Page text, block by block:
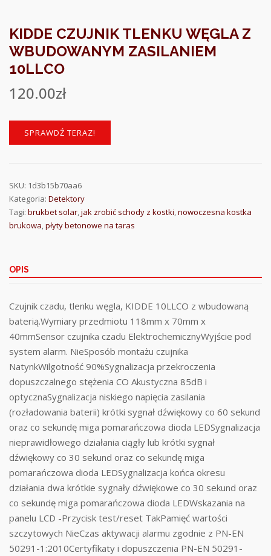
KIDDE CZUJNIK TLENKU WĘGLA Z
WBUDOWANYM ZASILANIEM
10LLCO
120.00zł
SPRAWDŹ TERAZ!
SKU: 1d3b15b70aa6
Kategoria: Detektory
Tagi: brukbet solar,jak zrobić schody z kostki,nowoczesna kostka
brukowa,płyty betonowe na taras
OPIS
Czujnik czadu, tlenku węgla, KIDDE 10LLCO z wbudowaną
baterią.Wymiary przedmiotu 118mm x 70mm x
40mmSensor czujnika czadu ElektrochemicznyWyjście pod
system alarm. NieSposób montażu czujnika
NatynkWilgotność 90%Sygnalizacja przekroczenia
dopuszczalnego stężenia CO Akustyczna 85dB i
optycznaSygnalizacja niskiego napięcia zasilania
(rozładowania baterii) krótki sygnał dźwiękowy co 60 sekund
oraz co sekundę miga pomarańczowa dioda LEDSygnalizacja
nieprawidłowego działania ciągły lub krótki sygnał
dźwiękowy co 30 sekund oraz co sekundę miga
pomarańczowa dioda LEDSygnalizacja końca okresu
działania dwa krótkie sygnały dźwiękowe co 30 sekund oraz
co sekundę miga pomarańczowa dioda LEDWskazania na
panelu LCD -Przycisk test/reset TakPamięć wartości
szczytowych NieCzas aktywacji alarmu zgodnie z PN-EN
50291-1:2010Certyfikaty i dopuszczenia PN-EN 50291-